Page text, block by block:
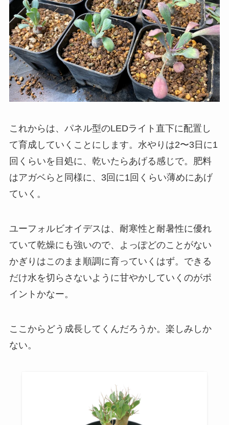
これからは、パネル型のLEDライト直下に配置し
て育成していくことにします。水やりは2〜3日に1
回くらいを目処に、乾いたらあげる感じで。肥料
はアガベらと同様に、3回に1回くらい薄めにあげ
ていく。
ユーフォルビオイデスは、耐寒性と耐暑性に優れ
ていて乾燥にも強いので、よっぽどのことがない
かぎりはこのまま順調に育っていくはず。できる
だけ水を切らさないように甘やかしていくのがポ
イントかなー。
ここからどう成長してくんだろうか。楽しみしか
ない。